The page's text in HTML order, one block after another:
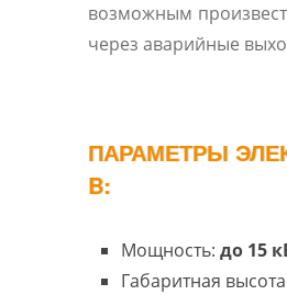
возможным
через аварийные
ПАРАМЕТРЫ
B:
Мощность: до 15
Габаритная